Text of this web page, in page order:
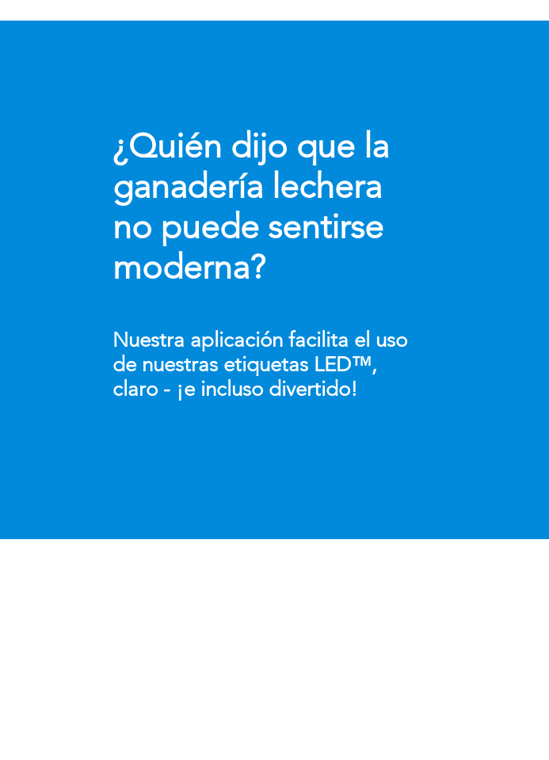
¿Quién dijo que la
ganadería lechera
no puede sentirse
moderna?
Nuestra aplicación facilita el uso
de nuestras etiquetas LED™,
claro - ¡e incluso divertido!